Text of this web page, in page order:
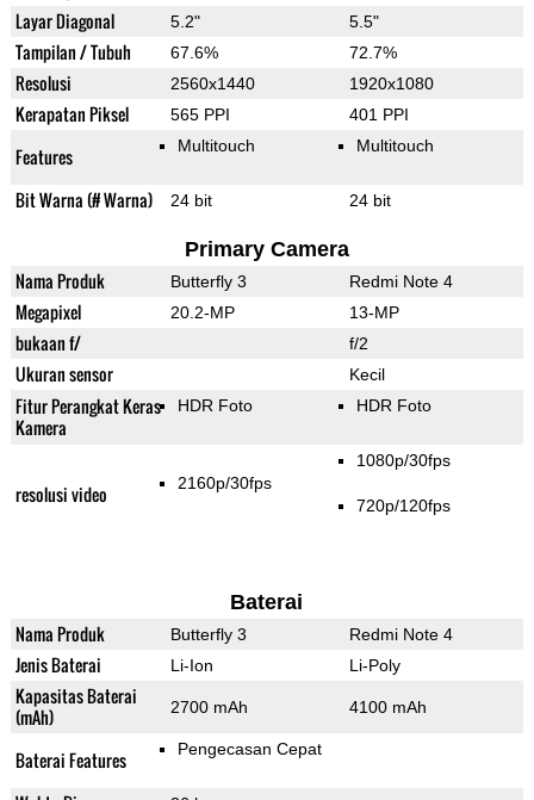
Layar Diagonal 5.2" 5.5"
Tampilan / Tubuh 67.6% 72.7%
Resolusi 2560x1440 1920x1080
Kerapatan Piksel 565 PPI 401 PPI
Features Multitouch Multitouch
Bit Warna (# Warna) 24 bit 24 bit
Primary Camera
Nama Produk Butterfly 3 Redmi Note 4
Megapixel 20.2-MP 13-MP
bukaan f/ f/2
Ukuran sensor Kecil
Fitur Perangkat Keras
Kamera
HDR Foto HDR Foto
resolusi video 2160p/30fps
1080p/30fps
720p/120fps
Baterai
Nama Produk Butterfly 3 Redmi Note 4
Jenis Baterai Li-Ion Li-Poly
Kapasitas Baterai
(mAh)
2700 mAh 4100 mAh
Baterai Features Pengecasan Cepat